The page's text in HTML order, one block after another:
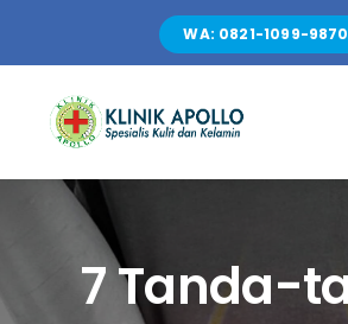
content
WA: 0821-1099-9870
LAYANAN
7 Tanda-